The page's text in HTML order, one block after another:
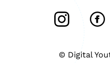
© Digital